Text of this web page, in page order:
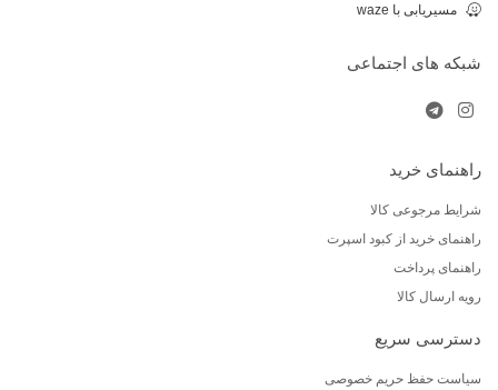
مسیریابی با waze
شبکه های اجتماعی
راهنمای خرید
شرایط مرجوعی کالا
راهنمای خرید از کبود اسپرت
راهنمای پرداخت
رویه ارسال کالا
دسترسی سریع
سیاست حفظ حریم خصوصی